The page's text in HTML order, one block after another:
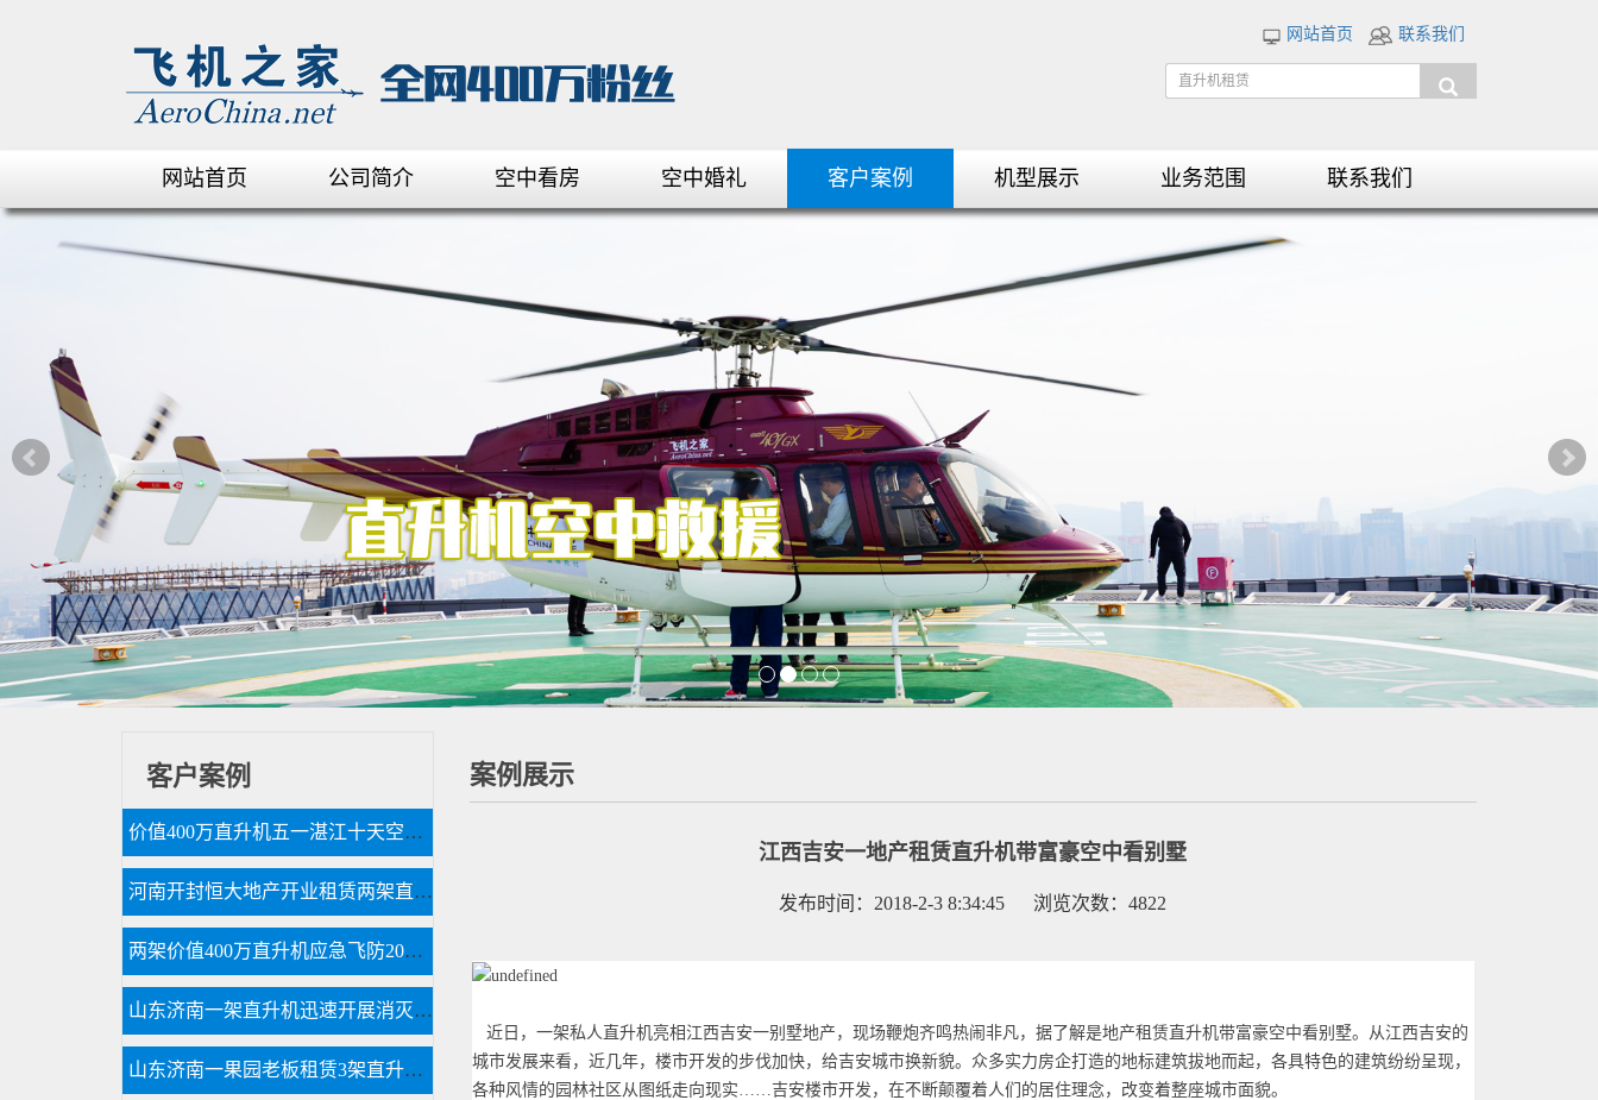
网站首页 联系我们
网站首页 公司简介 空中看房 空中婚礼 客户案例 机型展示 业务范围 联系我们
案例展示
江西吉安一地产租赁直升机带富豪空中看别墅
发布时间：2018-2-3 8:34:45 浏览次数：4822
近日，一架私人直升机亮相江西吉安一别墅地产，现场鞭炮齐鸣热闹非凡，据了解是地产租赁直升机带富豪空中看别墅。从江西吉安的
城市发展来看，近几年，楼市开发的步伐加快，给吉安城市换新貌。众多实力房企打造的地标建筑拔地而起，各具特色的建筑纷纷呈现，
各种风情的园林社区从图纸走向现实……吉安楼市开发，在不断颠覆着人们的居住理念，改变着整座城市面貌。
客户案例
价值400万直升机五一湛江十天空中看花海
河南开封恒大地产开业租赁两架直升机空中看房
两架价值400万直升机应急飞防20万亩小麦赤霉病
山东济南一架直升机迅速开展消灭春尺蠖行动
山东济南一果园老板租赁3架直升机开业庆典